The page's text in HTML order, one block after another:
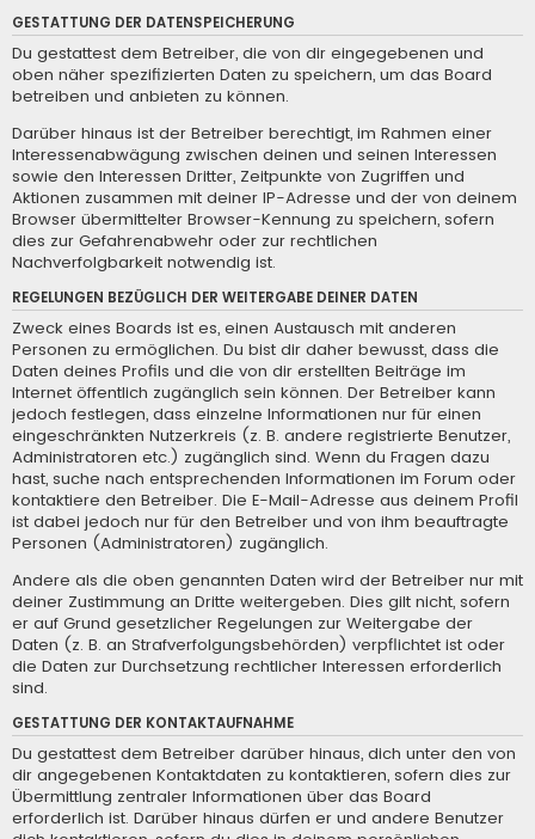
GESTATTUNG DER DATENSPEICHERUNG
Du gestattest dem Betreiber, die von dir eingegebenen und
oben näher spezifizierten Daten zu speichern, um das Board
betreiben und anbieten zu können.
Darüber hinaus ist der Betreiber berechtigt, im Rahmen einer
Interessenabwägung zwischen deinen und seinen Interessen
sowie den Interessen Dritter, Zeitpunkte von Zugriffen und
Aktionen zusammen mit deiner IP-Adresse und der von deinem
Browser übermittelter Browser-Kennung zu speichern, sofern
dies zur Gefahrenabwehr oder zur rechtlichen
Nachverfolgbarkeit notwendig ist.
REGELUNGEN BEZÜGLICH DER WEITERGABE DEINER DATEN
Zweck eines Boards ist es, einen Austausch mit anderen
Personen zu ermöglichen. Du bist dir daher bewusst, dass die
Daten deines Profils und die von dir erstellten Beiträge im
Internet öffentlich zugänglich sein können. Der Betreiber kann
jedoch festlegen, dass einzelne Informationen nur für einen
eingeschränkten Nutzerkreis (z. B. andere registrierte Benutzer,
Administratoren etc.) zugänglich sind. Wenn du Fragen dazu
hast, suche nach entsprechenden Informationen im Forum oder
kontaktiere den Betreiber. Die E-Mail-Adresse aus deinem Profil
ist dabei jedoch nur für den Betreiber und von ihm beauftragte
Personen (Administratoren) zugänglich.
Andere als die oben genannten Daten wird der Betreiber nur mit
deiner Zustimmung an Dritte weitergeben. Dies gilt nicht, sofern
er auf Grund gesetzlicher Regelungen zur Weitergabe der
Daten (z. B. an Strafverfolgungsbehörden) verpflichtet ist oder
die Daten zur Durchsetzung rechtlicher Interessen erforderlich
sind.
GESTATTUNG DER KONTAKTAUFNAHME
Du gestattest dem Betreiber darüber hinaus, dich unter den von
dir angegebenen Kontaktdaten zu kontaktieren, sofern dies zur
Übermittlung zentraler Informationen über das Board
erforderlich ist. Darüber hinaus dürfen er und andere Benutzer